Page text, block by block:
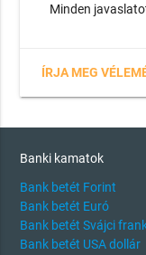
Minden
ÍRJA MEG
Banki kamatok
Bank betét Forint
Bank betét Euró
Bank betét Svájci
Bank betét USA dollár